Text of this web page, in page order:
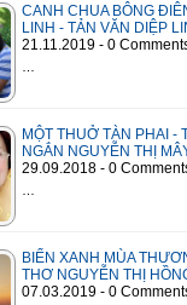
CANH CHUA BÔNG
LINH - TẢN VĂN DIỆP
21.11.2019 - 0
MỘT THUỞ TÀN PHAI -
NGẮN NGUYỄN THỊ
29.09.2018 - 0
BIỂN XANH MÙA
THƠ NGUYỄN THỊ
07.03.2019 - 0